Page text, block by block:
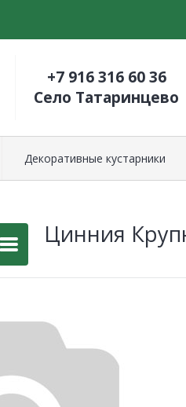
+7 916 316 60 36
Село Татаринцево
Декоративные кустарники
Цинния